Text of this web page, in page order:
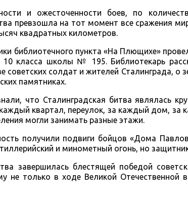
и ожесточенности боев, по
превзошла на тот момент все сражения
квадратных километров.
библиотечного пункта «На Плющихе»
10 класса школы № 195. Библиотекарь
советских солдат и жителей Сталинграда, о
памятниках.
что Сталинградская битва являлась
квартал, переулок, за каждый дом, за
могли занимать разные этажи.
получили подвиги бойцов «Дома
и минометный огонь, но
завершилась блестящей победой
не только в ходе Великой